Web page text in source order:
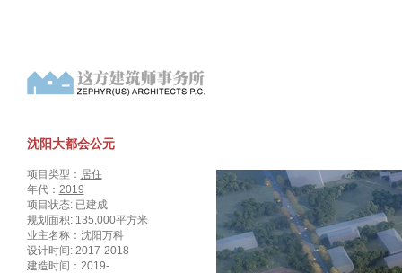
沈阳大都会公元
项目类型： 居住
年代： 2019
项目状态: 已建成
规划面积: 135,000平方米
业主名称：沈阳万科
设计时间: 2017-2018
建造时间：2019-